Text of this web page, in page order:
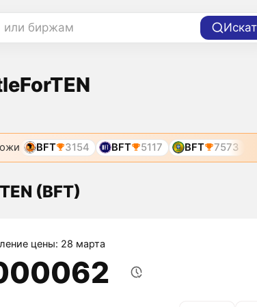
или биржам
BFT 3154 BFT 5117 BFT 7573
(BFT)
цены: 28 марта